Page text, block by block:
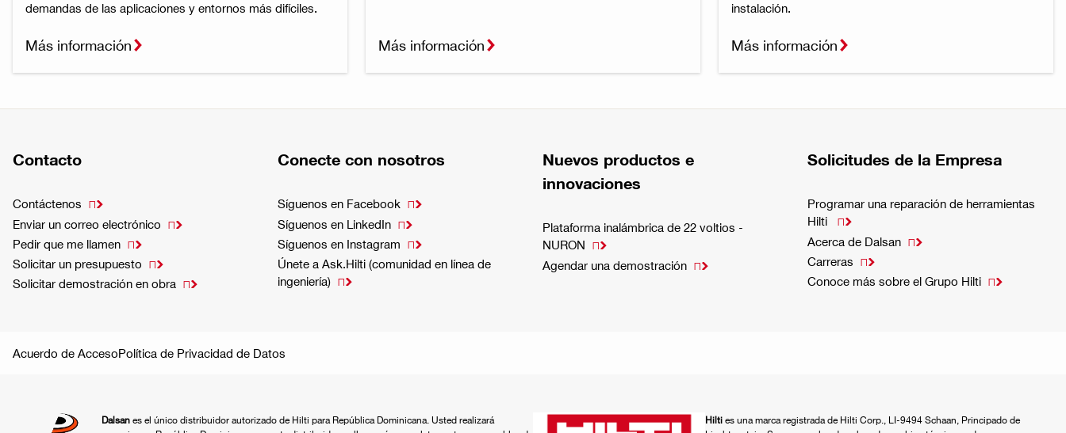
demandas de las aplicaciones y entornos más difíciles.
Más información Más información
instalación.
Más información
Contacto
Contáctenos 
Enviar un correo electrónico 
Pedir que me llamen 
Solicitar un presupuesto 
Solicitar demostración en obra 
Conecte con nosotros
Síguenos en Facebook 
Síguenos en LinkedIn 
Síguenos en Instagram 
Únete a Ask.Hilti (comunidad en línea de
ingeniería) 
Nuevos productos e
innovaciones
Plataforma inalámbrica de 22 voltios -
NURON 
Agendar una demostración 
Solicitudes de la Empresa
Programar una reparación de herramientas
Hilti

Acerca de Dalsan 
Carreras 
Conoce más sobre el Grupo Hilti 
Acuerdo de AccesoPolítica de Privacidad de Datos
Dalsan es el único distribuidor autorizado de Hilti para República Dominicana. Usted realizará
Hilties una marca registrada de Hilti Corp., LI-9494 Schaan, Principado de